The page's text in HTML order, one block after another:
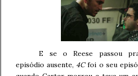
E se o Reese passou
episódio ausente, 4Cfoi o seu